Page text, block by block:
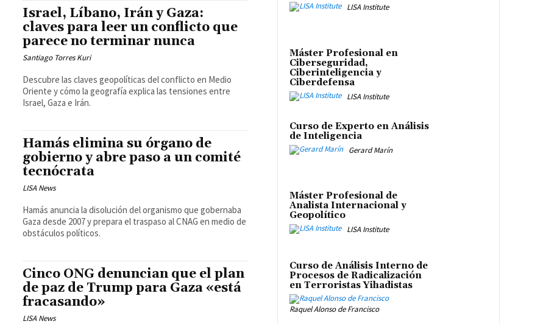
Israel, Líbano, Irán y Gaza:
claves para leer un conflicto que
parece no terminar nunca
Santiago Torres Kuri
Descubre las claves geopolíticas del conflicto en Medio
Oriente y cómo la geografía explica las tensiones entre
Israel, Gaza e Irán.
Hamás elimina su órgano de
gobierno y abre paso a un comité
tecnócrata
LISA News
Hamás anuncia la disolución del organismo que gobernaba
Gaza desde 2007 y prepara el traspaso al CNAG en medio de
obstáculos políticos.
Cinco ONG denuncian que el plan
de paz de Trump para Gaza «está
fracasando»
LISA News
LISA Institute
Máster Profesional en
Ciberseguridad,
Ciberinteligencia y
Ciberdefensa
LISA Institute
Curso de Experto en Análisis
de Inteligencia
Gerard Marín
Máster Profesional de
Analista Internacional y
Geopolítico
LISA Institute
Curso de Análisis Interno de
Procesos de Radicalización
en Terroristas Yihadistas
Raquel Alonso de Francisco